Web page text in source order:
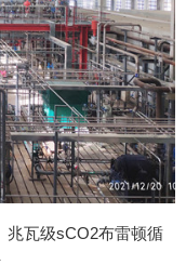
兆瓦级sCO2布雷顿循